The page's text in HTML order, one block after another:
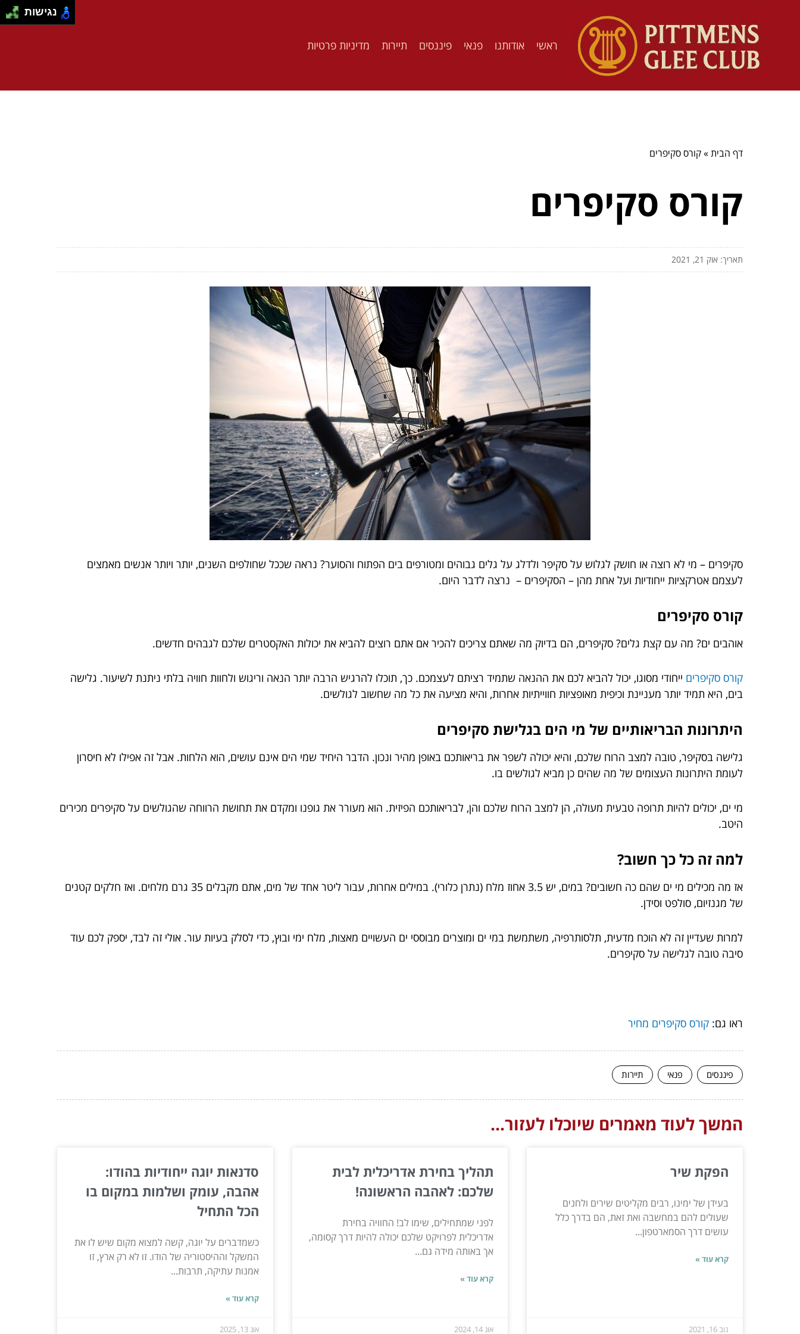
ראשי אודותנו פנאי פיננסים תיירות מדיניות פרטיות
דף הבית»קורס סקיפרים
קורס סקיפרים
תאריך: אוק 21, 2021
סקיפרים – מי לא רוצה או חושק לגלוש על סקיפר ולדלג על גלים גבוהים ומטורפים בים הפתוח והסוער? נראה שככל שחולפים השנים, יותר ויותר אנשים מאמצים
לעצמם אטרקציות ייחודיות ועל אחת מהן – הסקיפרים – נרצה לדבר היום.
קורס סקיפרים
אוהבים ים? מה עם קצת גלים? סקיפרים, הם בדיוק מה שאתם צריכים להכיר אם אתם רוצים להביא את יכולות האקסטרים שלכם לגבהים חדשים.
קורס סקיפרים ייחודי מסוגו, יכול להביא לכם את ההנאה שתמיד רציתם לעצמכם. כך, תוכלו להרגיש הרבה יותר הנאה וריגוש ולחוות חוויה בלתי ניתנת לשיעור. גלישה
בים, היא תמיד יותר מעניינת וכיפית מאופציות חווייתיות אחרות, והיא מציעה את כל מה שחשוב לגולשים.
היתרונות הבריאותיים של מי הים בגלישת סקיפרים
גלישה בסקיפר, טובה למצב הרוח שלכם, והיא יכולה לשפר את בריאותכם באופן מהיר ונכון. הדבר היחיד שמי הים אינם עושים, הוא הלחות. אבל זה אפילו לא חיסרון
לעומת היתרונות העצומים של מה שהים כן מביא לגולשים בו.
מי ים, יכולים להיות תרופה טבעית מעולה, הן למצב הרוח שלכם והן, לבריאותכם הפיזית. הוא מעורר את גופנו ומקדם את תחושת הרווחה שהגולשים על סקיפרים מכירים
היטב.
למה זה כל כך חשוב?
אז מה מכילים מי ים שהם כה חשובים? במים, יש 3.5 אחוז מלח (נתרן כלורי). במילים אחרות, עבור ליטר אחד של מים, אתם מקבלים 35 גרם מלחים. ואז חלקים קטנים
של מגנזיום, סולפט וסידן.
למרות שעדיין זה לא הוכח מדעית, תלסותרפיה, משתמשת במי ים ומוצרים מבוססי ים העשויים מאצות, מלח ימי ובוץ, כדי לסלק בעיות עור. אולי זה לבד, יספק לכם עוד
סיבה טובה לגלישה על סקיפרים.
ראו גם: קורס סקיפרים מחיר
פיננסים פנאי תיירות
המשך לעוד מאמרים שיוכלו לעזור...
הפקת שיר
בעידן של ימינו, רבים מקליטים שירים ולחנים
שעולים להם במחשבה ואת זאת, הם בדרך כלל
עושים דרך הסמארטפון...
קרא עוד »
נוב 16, 2021
תהליך בחירת אדריכלית לבית
שלכם: לאהבה הראשונה!
לפני שמתחילים, שימו לב! החוויה בחירת
אדריכלית לפרויקט שלכם יכולה להיות דרך קסומה,
אך באותה מידה גם...
קרא עוד »
אוג 14, 2024
סדנאות יוגה ייחודיות בהודו:
אהבה, עומק ושלמות במקום בו
הכל התחיל
כשמדברים על יוגה, קשה למצוא מקום שיש לו את
המשקל וההיסטוריה של הודו. זו לא רק ארץ, זו
אמנות עתיקה, תרבות...
קרא עוד »
אוג 13, 2025
נגישות